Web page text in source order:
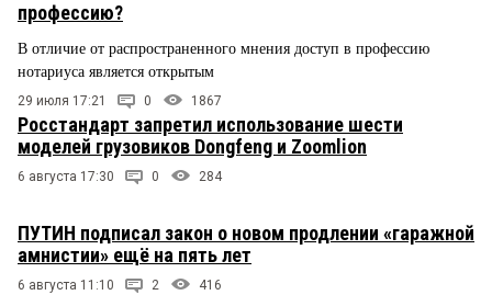
профессию?
В отличие от распространенного мнения доступ в профессию
нотариуса является открытым
29 июля 17:21 0 1867
Росстандарт запретил использование шести
моделей грузовиков Dongfeng и Zoomlion
6 августа 17:30 0 284
ПУТИН подписал закон о новом продлении «гаражной
амнистии» ещё на пять лет
6 августа 11:10 2 416